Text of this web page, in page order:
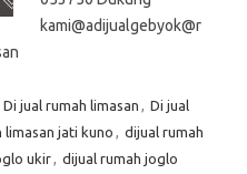
kami@adijualgebyok@r
Di jual rumah limasan , Di jual
limasan jati kuno , dijual rumah
ukir, dijual rumah joglo